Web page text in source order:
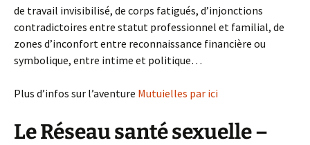
de travail invisibilisé, de corps fatigués, d’injonctions
contradictoires entre statut professionnel et familial, de
zones d’inconfort entre reconnaissance financière ou
symbolique, entre intime et politique…
Plus d’infos sur l’aventure Mutuielles par ici
Le Réseau santé sexuelle –